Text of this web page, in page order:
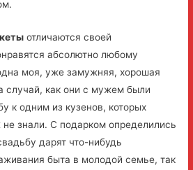
отличаются своей
абсолютно любому
моя, уже замужняя, хорошая
случай, как они с мужем были
к одним из кузенов, которых
знали. С подарком определились
дарят что-нибудь
быта в молодой семье, так